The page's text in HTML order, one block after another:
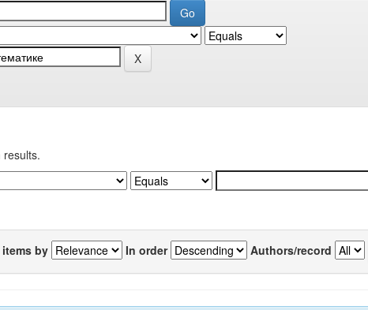
results.
by In order Authors/record